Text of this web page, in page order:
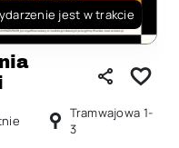
jest w trakcie
Tramwajowa 1-
3